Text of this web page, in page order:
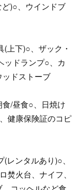
)○、ウインドブ
上下)○、ザック・
ッドランプ○、カ
ドストーブ
/昼食○、日焼け
健康保険証のコピ
レンタルあり)○、
焚火台、ナイフ、